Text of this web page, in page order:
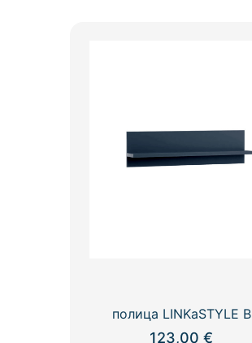
полица LINKaSTYLE B
123,00€